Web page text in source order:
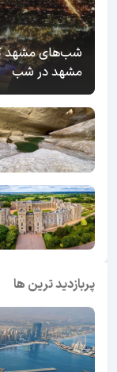
مشهد در شب
پربازدید ترین ها